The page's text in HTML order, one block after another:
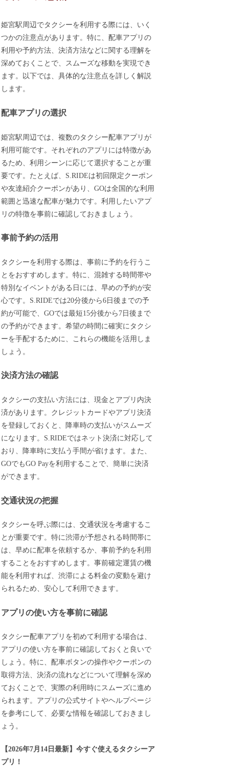
姫宮駅周辺でタクシーを利用する際には、いく
つかの注意点があります。特に、配車アプリの
利用や予約方法、決済方法などに関する理解を
深めておくことで、スムーズな移動を実現でき
ます。以下では、具体的な注意点を詳しく解説
します。
配車アプリの選択
姫宮駅周辺では、複数のタクシー配車アプリが
利用可能です。それぞれのアプリには特徴があ
るため、利用シーンに応じて選択することが重
要です。たとえば、S.RIDEは初回限定クーポン
や友達紹介クーポンがあり、GOは全国的な利用
範囲と迅速な配車が魅力です。利用したいアプ
リの特徴を事前に確認しておきましょう。
事前予約の活用
タクシーを利用する際は、事前に予約を行うこ
とをおすすめします。特に、混雑する時間帯や
特別なイベントがある日には、早めの予約が安
心です。S.RIDEでは20分後から6日後までの予
約が可能で、GOでは最短15分後から7日後まで
の予約ができます。希望の時間に確実にタクシ
ーを手配するために、これらの機能を活用しま
しょう。
決済方法の確認
タクシーの支払い方法には、現金とアプリ内決
済があります。クレジットカードやアプリ決済
を登録しておくと、降車時の支払いがスムーズ
になります。S.RIDEではネット決済に対応して
おり、降車時に支払う手間が省けます。また、
GOでもGO Payを利用することで、簡単に決済
ができます。
交通状況の把握
タクシーを呼ぶ際には、交通状況を考慮するこ
とが重要です。特に渋滞が予想される時間帯に
は、早めに配車を依頼するか、事前予約を利用
することをおすすめします。事前確定運賃の機
能を利用すれば、渋滞による料金の変動を避け
られるため、安心して利用できます。
アプリの使い方を事前に確認
タクシー配車アプリを初めて利用する場合は、
アプリの使い方を事前に確認しておくと良いで
しょう。特に、配車ボタンの操作やクーポンの
取得方法、決済の流れなどについて理解を深め
ておくことで、実際の利用時にスムーズに進め
られます。アプリの公式サイトやヘルプページ
を参考にして、必要な情報を確認しておきまし
ょう。
【2026年7月14日最新】今すぐ使えるタクシーア
プリ！